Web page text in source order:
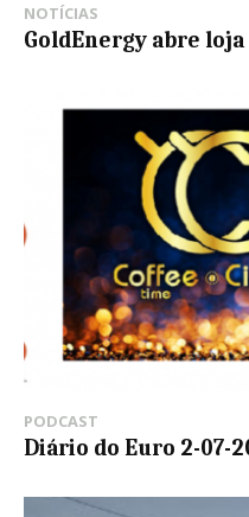
NOTÍCIAS
GoldEnergy abre loja
PODCAST
Diário do Euro 2-07-